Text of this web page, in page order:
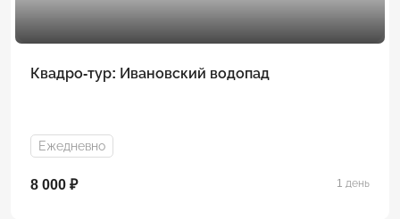
Квадро-тур: Ивановский водопад
Ежедневно
8 000 ₽ 1 день